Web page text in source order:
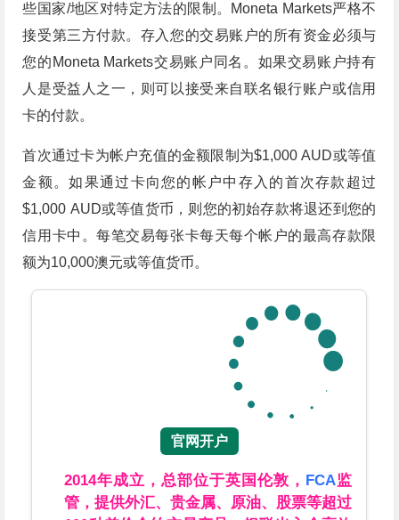
些国家/地区对特定方法的限制。Moneta Markets严格不
接受第三方付款。存入您的交易账户的所有资金必须与
您的Moneta Markets交易账户同名。如果交易账户持有
人是受益人之一，则可以接受来自联名银行账户或信用
卡的付款。
首次通过卡为帐户充值的金额限制为$1,000 AUD或等值
金额。如果通过卡向您的帐户中存入的首次存款超过
$1,000 AUD或等值货币，则您的初始存款将退还到您的
信用卡中。每笔交易每张卡每天每个帐户的最高存款限
额为10,000澳元或等值货币。
官网开户
2014年成立，总部位于英国伦敦， FCA监
管，提供外汇、贵金属、原油、股票等超过